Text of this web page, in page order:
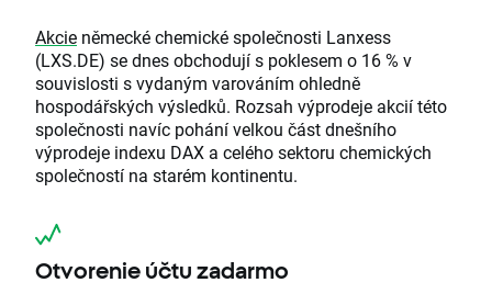
Akcie německé chemické společnosti Lanxess
(LXS.DE) se dnes obchodují s poklesem o 16 % v
souvislosti s vydaným varováním ohledně
hospodářských výsledků. Rozsah výprodeje akcií této
společnosti navíc pohání velkou část dnešního
výprodeje indexu DAX a celého sektoru chemických
společností na starém kontinentu.
Otvorenie účtu zadarmo